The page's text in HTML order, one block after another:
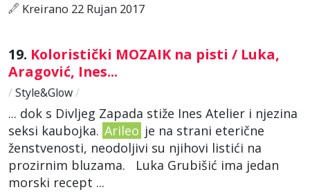
Kreirano 22 Rujan 2017
19. Koloristički MOZAIK na pisti / Luka,
Aragović, Ines...
/ Style&Glow/
... dok s Divljeg Zapada stiže Ines Atelier i njezina
seksi kaubojka. Arileo je na strani eterične
ženstvenosti, neodoljivi su njihovi listići na
prozirnim bluzama. Luka Grubišić ima jedan
morski recept ...